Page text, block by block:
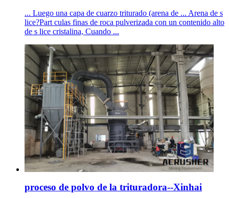
... Luego una capa de cuarzo triturado (arena de ... Arena de s
lice?Part culas finas de roca pulverizada con un contenido alto
de s lice cristalina, Cuando ...
proceso de polvo de la trituradora--Xinhai